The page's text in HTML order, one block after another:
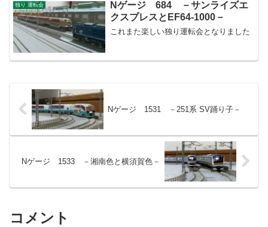
独り 運転会
Nゲージ 684 －サンライズエ
クスプレスとEF64-1000－
これまた楽しい独り運転会となりました
Nゲージ 1531 －251系 SV踊り子－
Nゲージ 1533 －湘南色と横須賀色－
コメント